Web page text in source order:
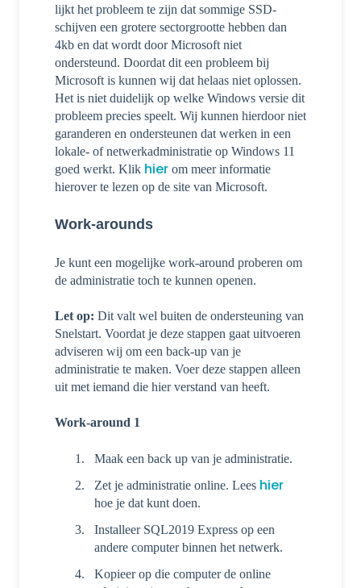
lijkt het probleem te zijn dat sommige SSD-
schijven een grotere sectorgrootte hebben dan
4kb en dat wordt door Microsoft niet
ondersteund. Doordat dit een probleem bij
Microsoft is kunnen wij dat helaas niet oplossen.
Het is niet duidelijk op welke Windows versie dit
probleem precies speelt. Wij kunnen hierdoor niet
garanderen en ondersteunen dat werken in een
lokale- of netwerkadministratie op Windows 11
goed werkt. Klik hier om meer informatie
hierover te lezen op de site van Microsoft.
Work-arounds
Je kunt een mogelijke work-around proberen om
de administratie toch te kunnen openen.
Let op: Dit valt wel buiten de ondersteuning van
Snelstart. Voordat je deze stappen gaat uitvoeren
adviseren wij om een back-up van je
administratie te maken. Voer deze stappen alleen
uit met iemand die hier verstand van heeft.
Work-around 1
Maak een back up van je administratie.
Zet je administratie online. Lees hier
hoe je dat kunt doen.
Installeer SQL2019 Express op een
andere computer binnen het netwerk.
Kopieer op die computer de online